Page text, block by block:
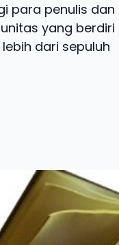
para penulis dan
yang berdiri
dari sepuluh